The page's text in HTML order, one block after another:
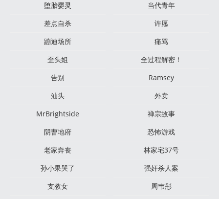
堕胎婴灵
当代青年
差点自杀
许愿
蹦迪场所
痛骂
歪头姐
全过程解密！
告别
Ramsey
汕头
外卖
MrBrightside
禅宗故事
阴曹地府
恐怖游戏
老家奔丧
林家宅37号
孙小果哭了
强奸杀人案
支教女
周韦彤